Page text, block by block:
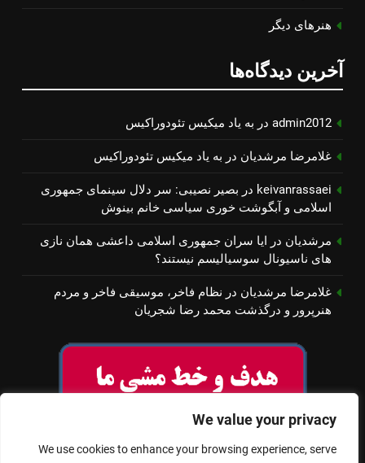
We value your privacy
We use cookies to enhance your browsing experience, serve
هنرهای دیگر
آخرین دیدگاه‌ها
admin2012 در به یاد میكیس تئودوراكیس
غلامرضا مرشدیان در به یاد میكیس تئودوراكیس
keivanrassaei در بصیر نصیبی: سر دلال سینمای جمهوری
اسلامی و آبگوشت خوری سیاسی خانم بینوش
مرشدیان در ایا سران جمهوری اسلامی داعشی همان نازی
های ناسیونال سوسیالیسم نیستند؟
غلامرضا مرشدیان در نظام فاخر، موسیقی فاخر و مردم
هنرپرور و درگذشت محمد رضا شجریان